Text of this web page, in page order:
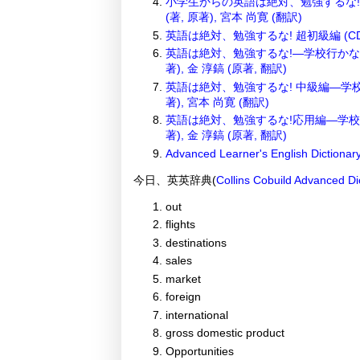
(著, 原著), 宮本 尚寛 (翻訳)
英語は絶対、勉強するな! 超初級編
英語は絶対、勉強するな!―学校行か
著), 金 淳鎬 (原著, 翻訳)
英語は絶対、勉強するな! 中級編―学
著), 宮本 尚寛 (翻訳)
英語は絶対、勉強するな!応用編―学
著), 金 淳鎬 (原著, 翻訳)
Advanced Learner's English
今日、英英辞典(Collins Cobuild Advanced
out
flights
destinations
sales
market
foreign
international
gross domestic product
Opportunities